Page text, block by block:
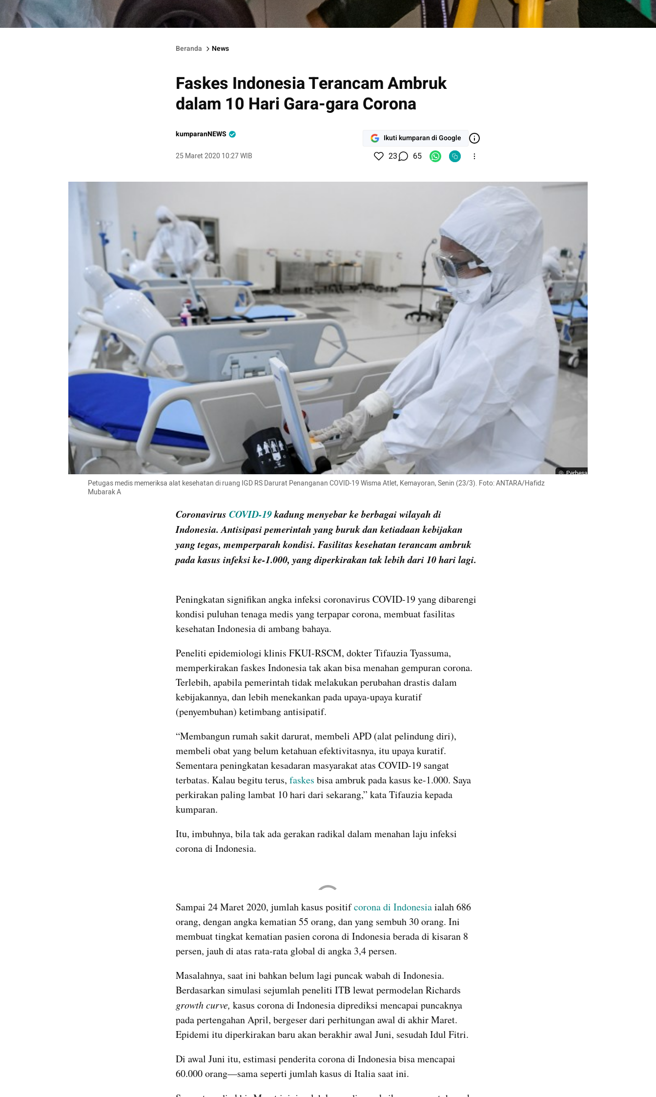
Beranda News
Faskes Indonesia Terancam Ambruk
dalam 10 Hari Gara-gara Corona
kumparanNEWS
Ikuti kumparan di Google
25 Maret 2020 10:27 WIB
23 65
Perbesar
Petugas medis memeriksa alat kesehatan di ruang IGD RS Darurat Penanganan COVID-19 Wisma Atlet, Kemayoran, Senin (23/3). Foto: ANTARA/Hafidz
Mubarak A
Coronavirus COVID-19 kadung menyebar ke berbagai wilayah di
Indonesia. Antisipasi pemerintah yang buruk dan ketiadaan kebijakan
yang tegas, memperparah kondisi. Fasilitas kesehatan terancam ambruk
pada kasus infeksi ke-1.000, yang diperkirakan tak lebih dari 10 hari lagi.
Peningkatan signifikan angka infeksi coronavirus COVID-19 yang dibarengi
kondisi puluhan tenaga medis yang terpapar corona, membuat fasilitas
kesehatan Indonesia di ambang bahaya.
Peneliti epidemiologi klinis FKUI-RSCM, dokter Tifauzia Tyassuma,
memperkirakan faskes Indonesia tak akan bisa menahan gempuran corona.
Terlebih, apabila pemerintah tidak melakukan perubahan drastis dalam
kebijakannya, dan lebih menekankan pada upaya-upaya kuratif
(penyembuhan) ketimbang antisipatif.
“Membangun rumah sakit darurat, membeli APD (alat pelindung diri),
membeli obat yang belum ketahuan efektivitasnya, itu upaya kuratif.
Sementara peningkatan kesadaran masyarakat atas COVID-19 sangat
terbatas. Kalau begitu terus, faskes bisa ambruk pada kasus ke-1.000. Saya
perkirakan paling lambat 10 hari dari sekarang,” kata Tifauzia kepada
kumparan.
Itu, imbuhnya, bila tak ada gerakan radikal dalam menahan laju infeksi
corona di Indonesia.
embed from external kumparan
Sampai 24 Maret 2020, jumlah kasus positif corona di Indonesia ialah 686
orang, dengan angka kematian 55 orang, dan yang sembuh 30 orang. Ini
membuat tingkat kematian pasien corona di Indonesia berada di kisaran 8
persen, jauh di atas rata-rata global di angka 3,4 persen.
Masalahnya, saat ini bahkan belum lagi puncak wabah di Indonesia.
growth curve, kasus corona di Indonesia diprediksi mencapai puncaknya
pada pertengahan April, bergeser dari perhitungan awal di akhir Maret.
Epidemi itu diperkirakan baru akan berakhir awal Juni, sesudah Idul Fitri.
Di awal Juni itu, estimasi penderita corona di Indonesia bisa mencapai
60.000 orang—sama seperti jumlah kasus di Italia saat ini.